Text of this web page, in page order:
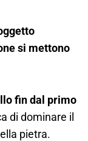
si mettono
fin dal primo
di dominare il
pietra.